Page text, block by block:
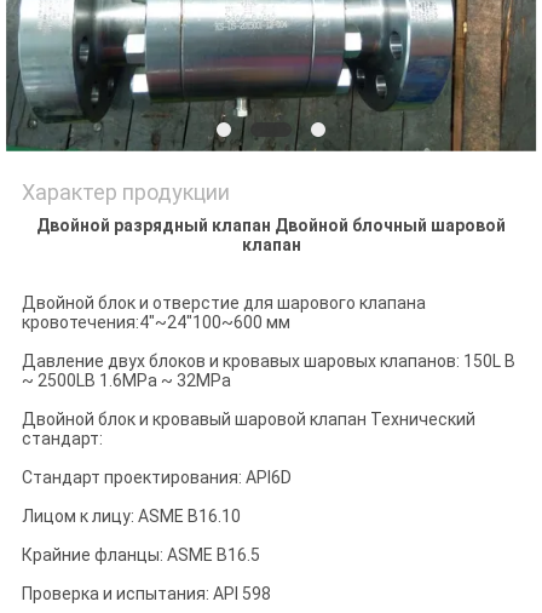
Характер продукции
Двойной разрядный клапан Двойной блочный шаровой
клапан
Двойной блок и отверстие для шарового клапана
кровотечения:4"~24"100~600 мм
Давление двух блоков и кровавых шаровых клапанов: 150L B
~ 2500LB 1.6MPa ~ 32MPa
Двойной блок и кровавый шаровой клапан Технический
стандарт:
Стандарт проектирования: APl6D
Лицом к лицу: ASME B16.10
Крайние фланцы: ASME B16.5
Проверка и испытания: API 598